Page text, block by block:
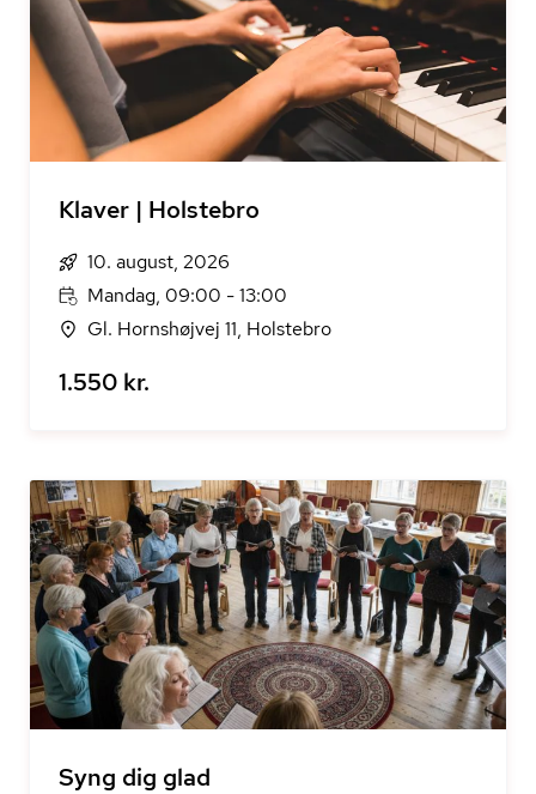
Klaver | Holstebro
10. august, 2026
Mandag, 09:00 - 13:00
Gl. Hornshøjvej 11, Holstebro
1.550 kr.
Syng dig glad